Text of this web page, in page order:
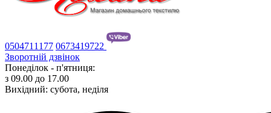
0504711177 0673419722
Зворотній дзвінок
Понеділок - п'ятниця:
з 09.00 до 17.00
Вихідний: субота, неділя